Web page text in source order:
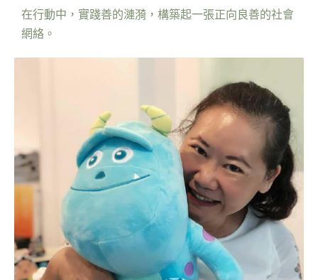
在行動中，實踐善的漣漪，構築起一張正向良善的社會
網絡。